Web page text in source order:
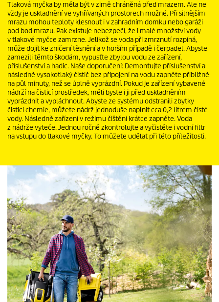
Tlaková myčka by měla být v zimě chráněná před mrazem. Ale ne
vždy je uskladnění ve vyhřívaných prostorech možné. Při silnějším
mrazu mohou teploty klesnout i v zahradním domku nebo garáži
pod bod mrazu. Pak existuje nebezpečí, že i malé množství vody
v tlakové myčce zamrzne. Jelikož se voda při zmrznutí rozpíná,
může dojít ke zničení těsnění a v horším případě i čerpadel. Abyste
zamezili těmto škodám, vypusťte zbylou vodu ze zařízení,
příslušenství a hadic. Naše doporučení: Demontujte příslušenství a
následně vysokotlaký čistič bez připojení na vodu zapněte přibližně
na půl minuty, než se úplně vyprázdní. Pokud je zařízení vybavené
nádrží na čisticí prostředek, měli byste i ji před uskladněním
vyprázdnit a vypláchnout. Abyste ze systému odstranili zbytky
čisticí chemie, můžete nádrž jednoduše naplnit cca 0,2 litrem čisté
vody. Následně zařízení v režimu čištění krátce zapněte. Voda
z nádrže vyteče. Jednou ročně zkontrolujte a vyčistěte i vodní filtr
na vstupu do tlakové myčky. To můžete udělat při této příležitosti.